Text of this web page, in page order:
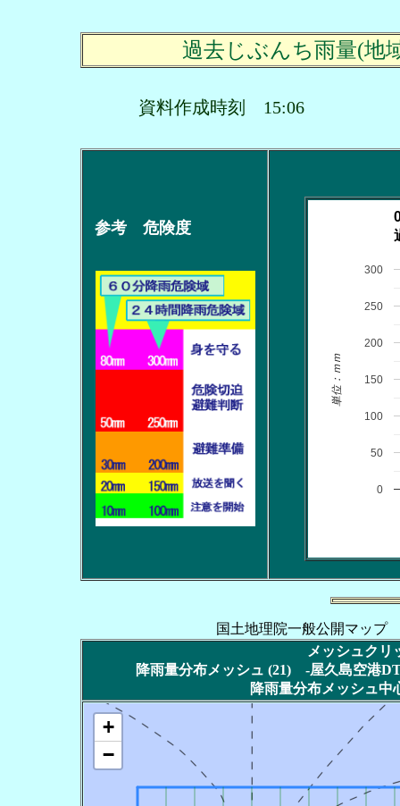
過去じぶんち雨量(地
資料作成時刻 15:06
参考 危険度
0
50
100
150
200
250
300
単位：ｍｍ
国土地理院一般公開マップ
メッシュクリ
降雨量分布メッシュ (21) -屋久島空港
降雨量分布メッシュ
+
−